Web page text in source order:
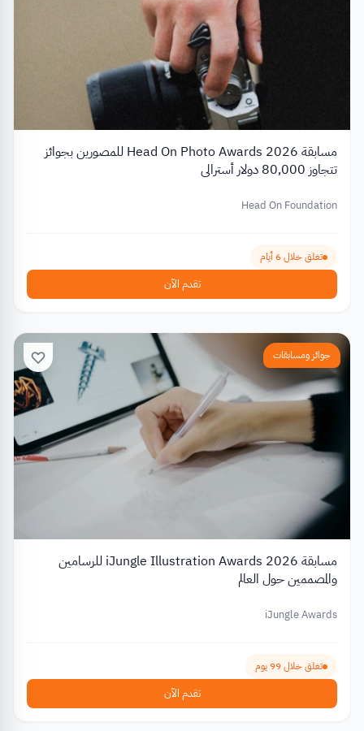
مسابقة Head On Photo Awards 2026 للمصورين بجوائز
تتجاوز 80,000 دولار أسترالي
Head On Foundation
تغلق خلال 6 أيام
تقدم الآن
جوائز ومسابقات
مسابقة iJungle Illustration Awards 2026 للرسامين
والمصممين حول العالم
iJungle Awards
تغلق خلال 99 يوم
تقدم الآن